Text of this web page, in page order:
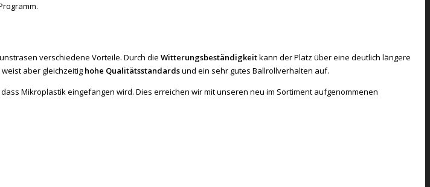
verschiedene Vorteile. Durch die Witterungsbeständigkeitkann der Platz über eine deutlich längere
aber gleichzeitig hohe Qualitätsstandardsund ein sehr gutes Ballrollverhalten auf.
Mikroplastik eingefangen wird. Dies erreichen wir mit unseren neu im Sortiment aufgenommenen